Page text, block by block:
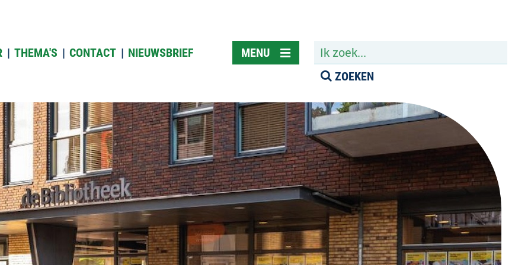
THEMA'S CONTACT
NIEUWSBRIEF
ZOEKEN